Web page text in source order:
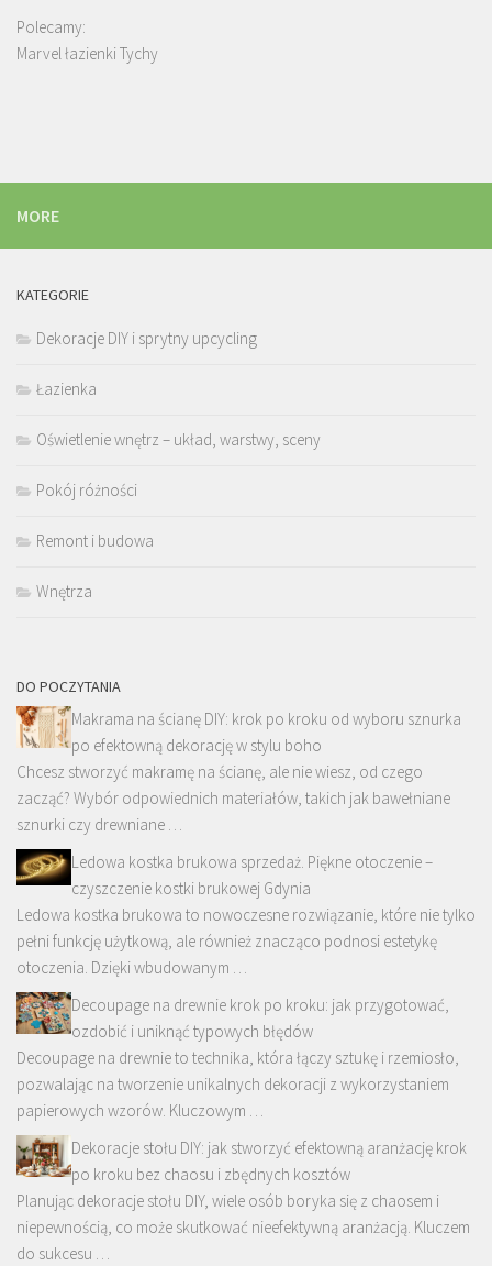
Polecamy:
Marvel łazienki Tychy
MORE
KATEGORIE
Dekoracje DIY i sprytny upcycling
Łazienka
Oświetlenie wnętrz – układ, warstwy, sceny
Pokój różności
Remont i budowa
Wnętrza
DO POCZYTANIA
Makrama na ścianę DIY: krok po kroku od wyboru sznurka
po efektowną dekorację w stylu boho
Chcesz stworzyć makramę na ścianę, ale nie wiesz, od czego
zacząć? Wybór odpowiednich materiałów, takich jak bawełniane
sznurki czy drewniane …
Ledowa kostka brukowa sprzedaż. Piękne otoczenie –
czyszczenie kostki brukowej Gdynia
Ledowa kostka brukowa to nowoczesne rozwiązanie, które nie tylko
pełni funkcję użytkową, ale również znacząco podnosi estetykę
otoczenia. Dzięki wbudowanym …
Decoupage na drewnie krok po kroku: jak przygotować,
ozdobić i uniknąć typowych błędów
Decoupage na drewnie to technika, która łączy sztukę i rzemiosło,
pozwalając na tworzenie unikalnych dekoracji z wykorzystaniem
papierowych wzorów. Kluczowym …
Dekoracje stołu DIY: jak stworzyć efektowną aranżację krok
po kroku bez chaosu i zbędnych kosztów
Planując dekoracje stołu DIY, wiele osób boryka się z chaosem i
niepewnością, co może skutkować nieefektywną aranżacją. Kluczem
do sukcesu …